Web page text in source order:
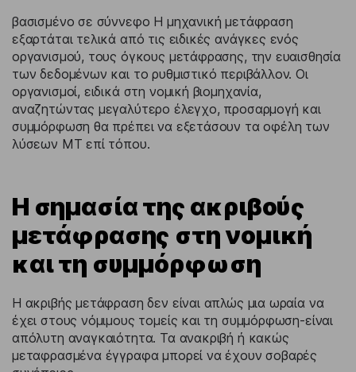
βασισμένο σε σύννεφο Η μηχανική μετάφραση
εξαρτάται τελικά από τις ειδικές ανάγκες ενός
οργανισμού, τους όγκους μετάφρασης, την ευαισθησία
των δεδομένων και το ρυθμιστικό περιβάλλον. Οι
οργανισμοί, ειδικά στη νομική βιομηχανία,
αναζητώντας μεγαλύτερο έλεγχο, προσαρμογή και
συμμόρφωση θα πρέπει να εξετάσουν τα οφέλη των
λύσεων MT επί τόπου.
Η σημασία της ακριβούς
μετάφρασης στη νομική
και τη συμμόρφωση
Η ακριβής μετάφραση δεν είναι απλώς μια ωραία να
έχει στους νόμιμους τομείς και τη συμμόρφωση-είναι
απόλυτη αναγκαιότητα. Τα ανακριβή ή κακώς
μεταφρασμένα έγγραφα μπορεί να έχουν σοβαρές